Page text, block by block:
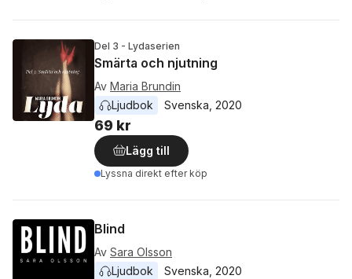
Del 3 - Lydaserien
Smärta och njutning
Av Maria Brundin
Ljudbok
Svenska 2020
69 kr
Lägg till
Lyssna direkt efter köp
Blind
Av Sara Olsson
Ljudbok
Svenska 2020